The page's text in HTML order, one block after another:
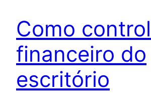
Como
financeiro do
escritório